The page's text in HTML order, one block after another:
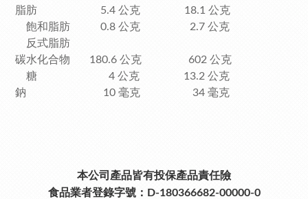
脂肪 5.4 公克 18.1 公克
飽和脂肪 0.8 公克 2.7 公克
反式脂肪
碳水化合物 180.6 公克 602 公克
糖 4 公克 13.2 公克
鈉 10 毫克 34 毫克
本公司產品皆有投保產品責任險
食品業者登錄字號：D-180366682-00000-0